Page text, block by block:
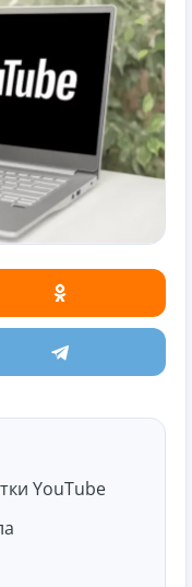
YouTube